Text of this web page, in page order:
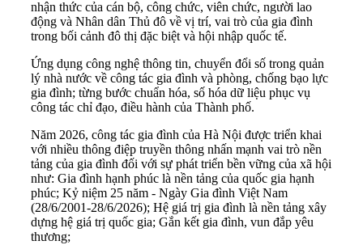
nhận thức của cán bộ, công chức, viên chức, người lao
động và Nhân dân Thủ đô về vị trí, vai trò của gia đình
trong bối cảnh đô thị đặc biệt và hội nhập quốc tế.
Ứng dụng công nghệ thông tin, chuyển đổi số trong quản
lý nhà nước về công tác gia đình và phòng, chống bạo lực
gia đình; từng bước chuẩn hóa, số hóa dữ liệu phục vụ
công tác chỉ đạo, điều hành của Thành phố.
Năm 2026, công tác gia đình của Hà Nội được triển khai
với nhiều thông điệp truyền thông nhấn mạnh vai trò nền
tảng của gia đình đối với sự phát triển bền vững của xã hội
như: Gia đình hạnh phúc là nền tảng của quốc gia hạnh
phúc; Kỷ niệm 25 năm - Ngày Gia đình Việt Nam
(28/6/2001-28/6/2026); Hệ giá trị gia đình là nền tảng xây
dựng hệ giá trị quốc gia; Gắn kết gia đình, vun đắp yêu
thương;